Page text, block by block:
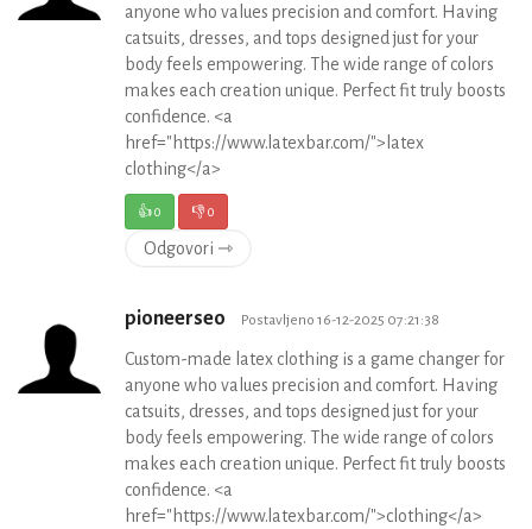
anyone who values precision and comfort. Having
catsuits, dresses, and tops designed just for your
body feels empowering. The wide range of colors
makes each creation unique. Perfect fit truly boosts
confidence. <a
href="https://www.latexbar.com/">latex
clothing</a>
👍0 👎0
Odgovori ⇾
pioneerseo Postavljeno 16-12-2025 07:21:38
Custom-made latex clothing is a game changer for
anyone who values precision and comfort. Having
catsuits, dresses, and tops designed just for your
body feels empowering. The wide range of colors
makes each creation unique. Perfect fit truly boosts
confidence. <a
href="https://www.latexbar.com/">clothing</a>